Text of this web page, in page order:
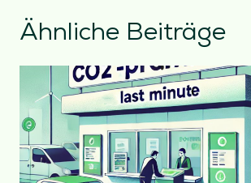
Ähnliche Beiträge